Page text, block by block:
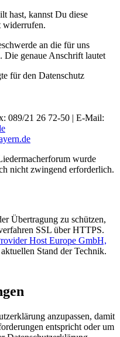
hast, kannst Du diese
widerrufen.
an die für uns
Die genaue Anschrift lautet
für den Datenschutz
089/21 26 72-50 | E-Mail:
wurde
nicht zwingend erforderlich.
Übertragung zu schützen,
SSL über HTTPS.
Host Europe GmbH,
Stand der Technik.
anzupassen, damit
entspricht oder um